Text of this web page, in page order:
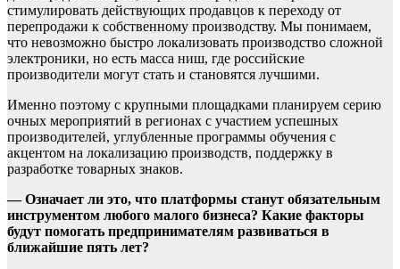
стимулировать действующих продавцов к переходу от
перепродажи к собственному производству. Мы понимаем,
что невозможно быстро локализовать производство сложной
электроники, но есть масса ниш, где российские
производители могут стать и становятся лучшими.
Именно поэтому с крупными площадками планируем серию
очных мероприятий в регионах с участием успешных
производителей, углубленные программы обучения с
акцентом на локализацию производств, поддержку в
разработке товарных знаков.
— Означает ли это, что платформы станут обязательным
инструментом любого малого бизнеса? Какие факторы
будут помогать предпринимателям развиваться в
ближайшие пять лет?